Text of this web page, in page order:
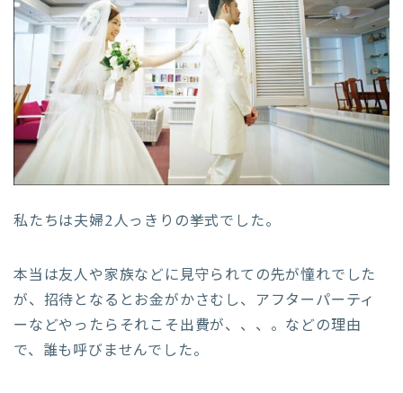
私たちは夫婦2人っきりの挙式でした。
本当は友人や家族などに見守られての先が憧れでした
が、招待となるとお金がかさむし、アフターパーティ
ーなどやったらそれこそ出費が、、、。などの理由
で、誰も呼びませんでした。